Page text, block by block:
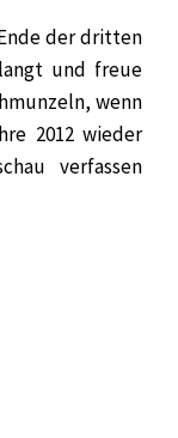
der dritten
und freue
wenn
2012 wieder
verfassen